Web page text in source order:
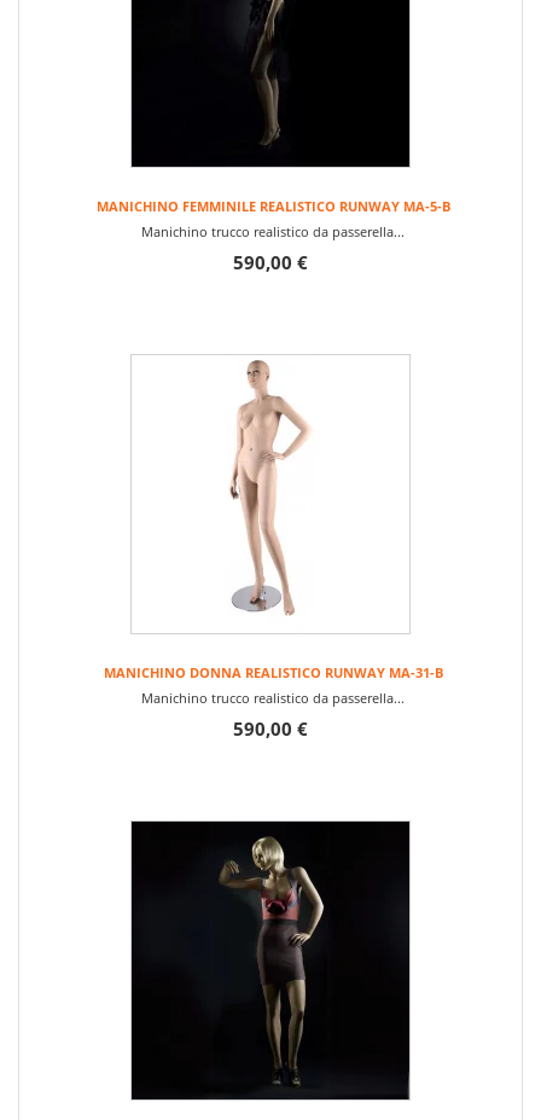
MANICHINO FEMMINILE REALISTICO RUNWAY MA-5-B
Manichino trucco realistico da passerella...
590,00 €
MANICHINO DONNA REALISTICO RUNWAY MA-31-B
Manichino trucco realistico da passerella...
590,00 €